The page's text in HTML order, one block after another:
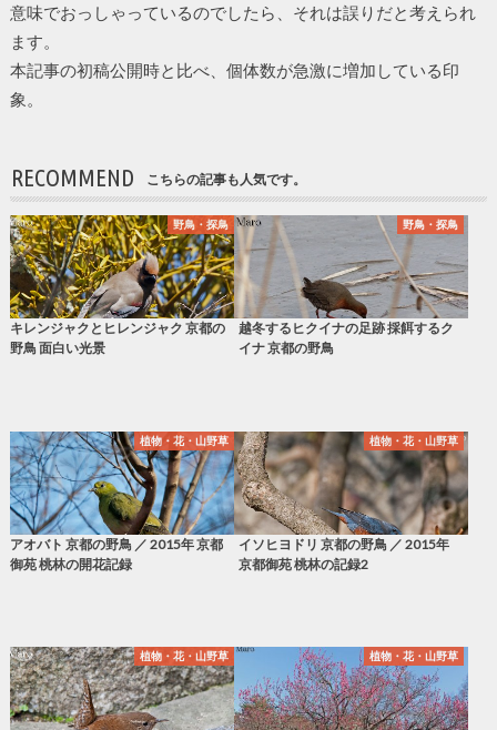
意味でおっしゃっているのでしたら、それは誤りだと考えられ
ます。
本記事の初稿公開時と比べ、個体数が急激に増加している印
象。
RECOMMEND こちらの記事も人気です。
野鳥・探鳥
キレンジャクとヒレンジャク 京都の
野鳥 面白い光景
野鳥・探鳥
越冬するヒクイナの足跡 採餌するク
イナ 京都の野鳥
植物・花・山野草
アオバト 京都の野鳥 ／ 2015年 京都
御苑 桃林の開花記録
植物・花・山野草
イソヒヨドリ 京都の野鳥 ／ 2015年
京都御苑 桃林の記録2
植物・花・山野草 植物・花・山野草